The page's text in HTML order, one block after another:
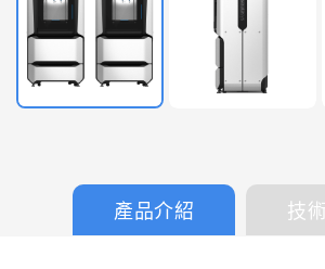
產品介紹 技